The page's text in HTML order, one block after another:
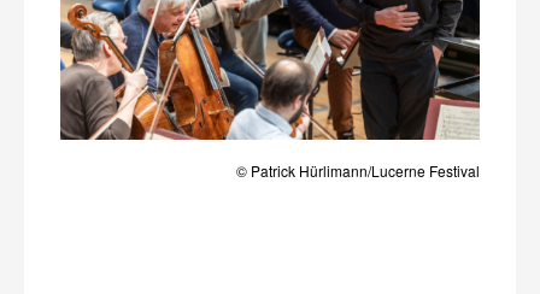
© Patrick Hürlimann/Lucerne Festival